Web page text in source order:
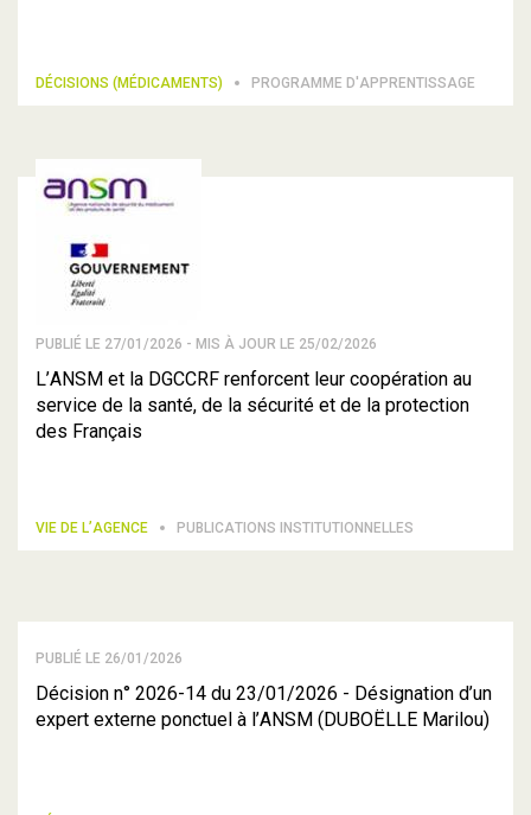
DÉCISIONS (MÉDICAMENTS) PROGRAMME D'APPRENTISSAGE
PUBLIÉ LE 27/01/2026 - MIS À JOUR LE 25/02/2026
L’ANSM et la DGCCRF renforcent leur coopération au
service de la santé, de la sécurité et de la protection
des Français
VIE DE L’AGENCE PUBLICATIONS INSTITUTIONNELLES
PUBLIÉ LE 26/01/2026
Décision n° 2026-14 du 23/01/2026 - Désignation d’un
expert externe ponctuel à l’ANSM (DUBOËLLE Marilou)